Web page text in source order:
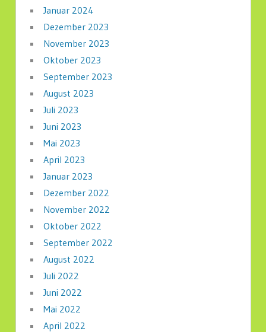
Januar 2024
Dezember 2023
November 2023
Oktober 2023
September 2023
August 2023
Juli 2023
Juni 2023
Mai 2023
April 2023
Januar 2023
Dezember 2022
November 2022
Oktober 2022
September 2022
August 2022
Juli 2022
Juni 2022
Mai 2022
April 2022